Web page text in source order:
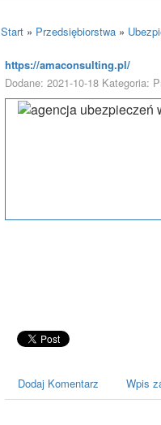
Start » Przedsiębiorstwa »
https://amaconsulting.pl/
Dodane: 2021-10-18 Kategoria:
Dodaj Komentarz Wpis